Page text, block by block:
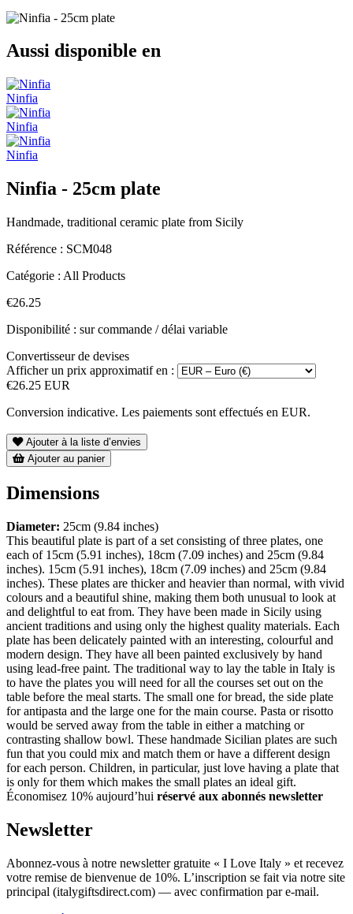
Aussi disponible en
Ninfia
Ninfia
Ninfia
Ninfia - 25cm plate
Handmade, traditional ceramic plate from Sicily
Référence : SCM048
Catégorie : All Products
€26.25
Disponibilité : sur commande / délai variable
Convertisseur de devises
Afficher un prix approximatif en :
€26.25 EUR
Conversion indicative. Les paiements sont effectués en EUR.
Ajouter à la liste d’envies
Ajouter au panier
Dimensions
Diameter: 25cm (9.84 inches)
This beautiful plate is part of a set consisting of three plates, one
each of 15cm (5.91 inches), 18cm (7.09 inches) and 25cm (9.84
inches). 15cm (5.91 inches), 18cm (7.09 inches) and 25cm (9.84
inches). These plates are thicker and heavier than normal, with vivid
colours and a beautiful shine, making them both unusual to look at
and delightful to eat from. They have been made in Sicily using
ancient traditions and using only the highest quality materials. Each
plate has been delicately painted with an interesting, colourful and
modern design. They have all been painted exclusively by hand
using lead-free paint. The traditional way to lay the table in Italy is
to have the plates you will need for all the courses set out on the
table before the meal starts. The small one for bread, the side plate
for antipasta and the large one for the main course. Pasta or risotto
would be served away from the table in either a matching or
contrasting shallow bowl. These handmade Sicilian plates are such
fun that you could mix and match them or have a different design
for each person. Children, in particular, just love having a plate that
is only for them which makes the small plates an ideal gift.
Économisez 10% aujourd’hui réservé aux abonnés newsletter
Newsletter
Abonnez-vous à notre newsletter gratuite « I Love Italy » et recevez
votre remise de bienvenue de 10%. L’inscription se fait via notre site
principal (italygiftsdirect.com) — avec confirmation par e-mail.